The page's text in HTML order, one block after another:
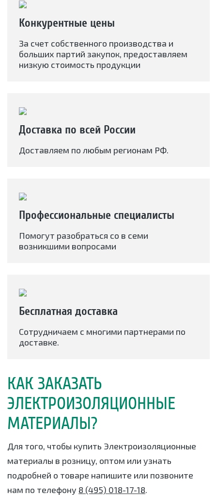
Конкурентные цены
За счет собственного производства и
больших партий закупок, предоставляем
низкую стоимость продукции
Доставка по всей России
Доставляем по любым регионам РФ.
Профессиональные специалисты
Помогут разобраться со в семи
возникшими вопросами
Бесплатная доставка
Сотрудничаем с многими партнерами по
доставке.
КАК ЗАКАЗАТЬ
ЭЛЕКТРОИЗОЛЯЦИОННЫЕ
МАТЕРИАЛЫ?
Для того, чтобы купить Электроизоляционные
материалы в розницу, оптом или узнать
подробней о товаре напишите или позвоните
нам по телефону 8 (495) 018-17-18.